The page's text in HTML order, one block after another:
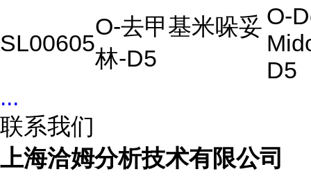
SL00605
O-去甲基米哚妥
林-D5
O-
D5
...
联系我们
上海洽姆分析技术有限公司